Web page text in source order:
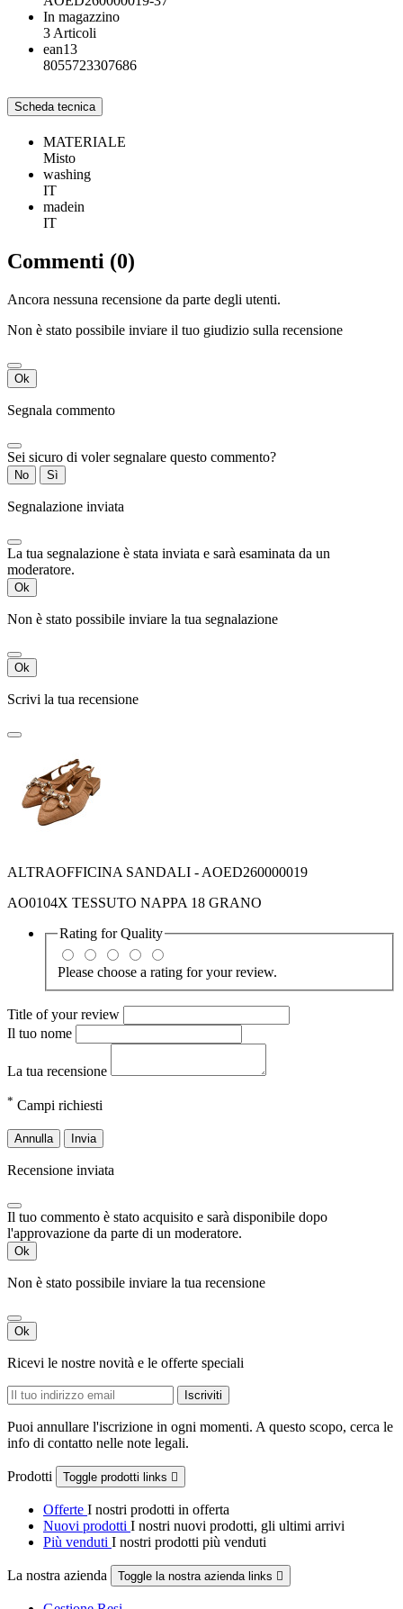
In magazzino
3 Articoli
ean13
8055723307686
Scheda tecnica
MATERIALE
Misto
washing
IT
madein
IT
Commenti (0)
Ancora nessuna recensione da parte degli utenti.
Non è stato possibile inviare il tuo giudizio sulla recensione
Ok
Segnala commento
Sei sicuro di voler segnalare questo commento?
No Sì
Segnalazione inviata
La tua segnalazione è stata inviata e sarà esaminata da un
moderatore.
Ok
Non è stato possibile inviare la tua segnalazione
Ok
Scrivi la tua recensione
ALTRAOFFICINA SANDALI - AOED260000019
AO0104X TESSUTO NAPPA 18 GRANO
Rating forQuality
Please choose a rating for your review.
Title of your review
Il tuo nome
La tua recensione
* Campi richiesti
Annulla Invia
Recensione inviata
Il tuo commento è stato acquisito e sarà disponibile dopo
l'approvazione da parte di un moderatore.
Ok
Non è stato possibile inviare la tua recensione
Ok
Ricevi le nostre novità e le offerte speciali
Puoi annullare l'iscrizione in ogni momenti. A questo scopo, cerca le
info di contatto nelle note legali.
Prodotti Toggle prodotti links 
Offerte I nostri prodotti in offerta
Nuovi prodotti I nostri nuovi prodotti, gli ultimi arrivi
Più venduti I nostri prodotti più venduti
La nostra azienda Toggle la nostra azienda links 